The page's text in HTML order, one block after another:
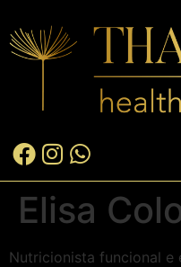
Elisa
Nutricionista funcional e